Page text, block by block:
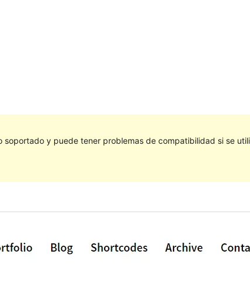
soportado y puede tener problemas de compatibilidad si se
Versión